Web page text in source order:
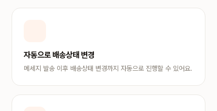
자동으로 배송상태 변경
메세지 발송 이후 배송상태 변경까지 자동으로 진행할 수 있어요.